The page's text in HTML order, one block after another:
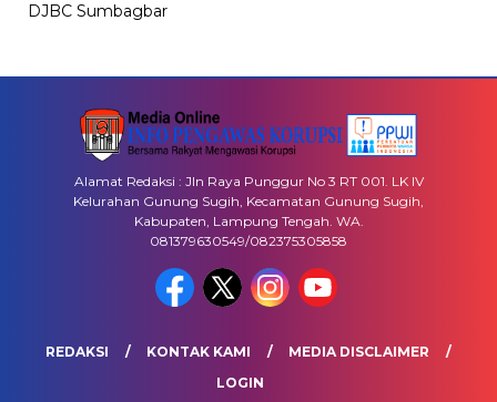
DJBC Sumbagbar
Alamat Redaksi : Jln Raya Punggur No 3 RT 001. LK IV
Kelurahan Gunung Sugih, Kecamatan Gunung Sugih,
Kabupaten, Lampung Tengah. WA.
081379630549/082375305858
REDAKSI KONTAK KAMI
MEDIA DISCLAIMER
LOGIN